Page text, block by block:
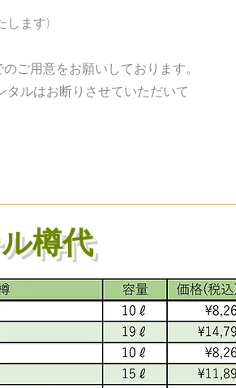
します)
ご用意をお願いしております。
ルはお断りさせていただいて
樽代